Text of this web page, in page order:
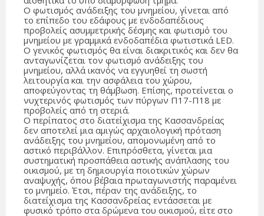
Ο φωτισμός ανάδειξης του μνημείου, γίνεται από
το επίπεδο του εδάφους με ενδοδαπέδιους
προβολείς ασυμμετρικής δέσμης και φωτισμό του
μνημείου με γραμμικά ενδοδαπέδια φωτιστικά LED.
Ο γενικός φωτισμός θα είναι διακριτικός και δεν θα
ανταγωνίζεται τον φωτισμό ανάδειξης του
μνημείου, αλλά ικανός να εγγυηθεί τη σωστή
λειτουργία και την ασφάλεια του χώρου,
αποφεύγοντας τη θάμβωση. Επίσης, προτείνεται ο
νυχτερινός φωτισμός των πύργων Π17-Π18 με
προβολείς από τη στεριά.
Ο περίπατος στο διατείχισμα της Κασσανδρείας
δεν αποτελεί μια αμιγώς αρχαιολογική πρόταση
ανάδειξης του μνημείου, απομονωμένη από το
αστικό περιβάλλον. Επιπρόσθετα, γίνεται μια
συστηματική προσπάθεια αστικής ανάπλασης του
οικισμού, με τη δημιουργία ποιοτικών χώρων
αναψυχής, όπου βέβαια πρωταγωνιστής παραμένει
το μνημείο. Έτσι, πέραν της ανάδειξης, το
διατείχισμα της Κασσανδρείας εντάσσεται με
φυσικό τρόπο στα δρώμενα του οικισμού, είτε στο